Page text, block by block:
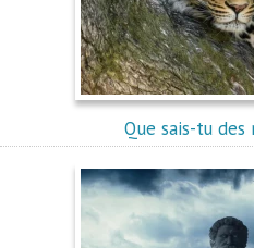
Que sais-tu des